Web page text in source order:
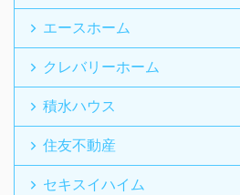
エースホーム
クレバリーホーム
積水ハウス
住友不動産
セキスイハイム